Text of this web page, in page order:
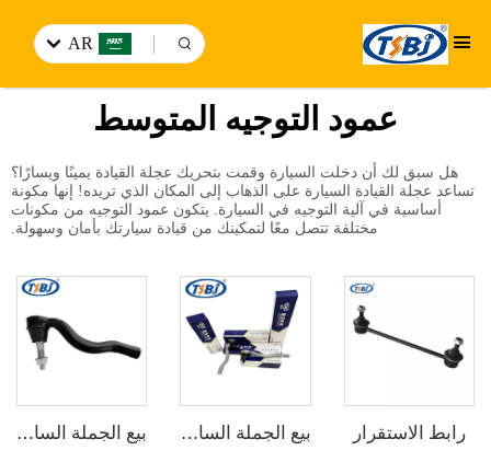
AR
عمود التوجيه المتوسط
هل سبق لك أن دخلت السيارة وقمت بتحريك عجلة القيادة يمينًا ويسارًا؟
تساعد عجلة القيادة السيارة على الذهاب إلى المكان الذي تريده! إنها مكونة
أساسية في آلية التوجيه في السيارة. يتكون عمود التوجيه من مكونات
مختلفة تتصل معًا لتمكينك من قيادة سيارتك بأمان وسهولة.
رابط الاستقرار بيع الجملة الساخن من المصنع مجموعة كاملة من أجزاء هيكل السيارة مثل نهاية ذراع الاتصال لسيارات NIO ES6 ES8 رقم الأصلي: BWL001L بيع الجملة الساخن من المصنع مجموعة كاملة من أجزاء هيكل السيارة مثل نهاية ذراع الاتصال لسيارات جيب جراند شيروكي 11 رقم الأصلي: 68069646AB